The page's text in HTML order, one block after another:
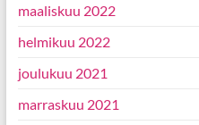
maaliskuu 2022
helmikuu 2022
joulukuu 2021
marraskuu 2021